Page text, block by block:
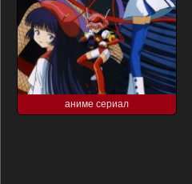
аниме сериал